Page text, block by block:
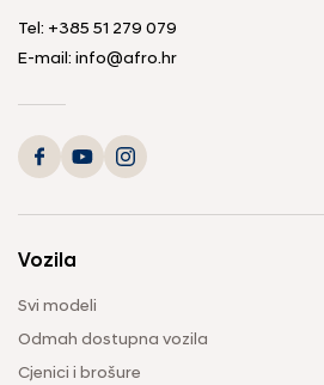
Tel: +385 51 279 079
E-mail: info@afro.hr
Vozila
Svi modeli
Odmah dostupna vozila
Cjenici i brošure